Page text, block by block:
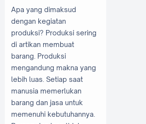
Apa yang dimaksud
dengan kegiatan
produksi? Produksi sering
di artikan membuat
barang. Produksi
mengandung makna yang
lebih luas. Setiap saat
manusia memerlukan
barang dan jasa untuk
memenuhi kebutuhannya.